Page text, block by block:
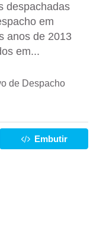
despachadas
em
anos de 2013
em...
de Despacho
Embutir